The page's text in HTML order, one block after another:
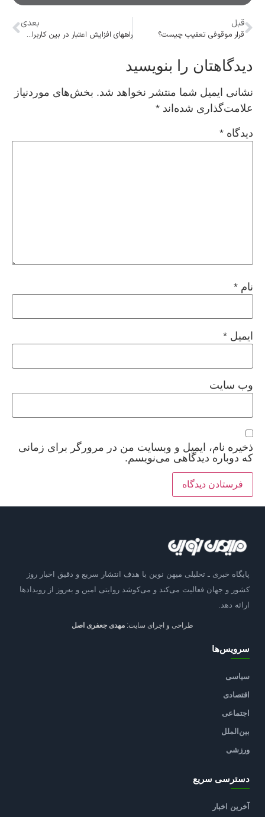
قبل
قرار موقوفی تعقیب چیست؟
بعدی
راههای افزایش اعتبار در بین کاربران ایرانی اینستاگرام
دیدگاهتان را بنویسید
نشانی ایمیل شما منتشر نخواهد شد. بخش‌های موردنیاز
علامت‌گذاری شده‌اند *
دیدگاه *
نام *
ایمیل *
وب‌ سایت
ذخیره نام، ایمیل و وبسایت من در مرورگر برای زمانی
که دوباره دیدگاهی می‌نویسم.
پایگاه خبری ـ تحلیلی میهن نوین با هدف انتشار سریع و دقیق اخبار روز
کشور و جهان فعالیت می‌کند و می‌کوشد روایتی امین و به‌روز از رویدادها
ارائه دهد.
طراحی و اجرای سایت: مهدی جعفری اصل
سرویس‌ها
سیاسی
اقتصادی
اجتماعی
بین‌الملل
ورزشی
دسترسی سریع
آخرین اخبار